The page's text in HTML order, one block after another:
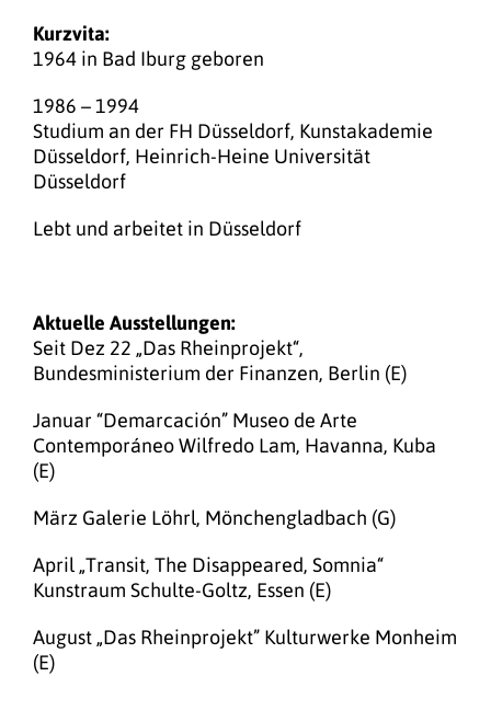
Kurzvita:
1964 in Bad Iburg geboren
1986 – 1994
Studium an der FH Düsseldorf, Kunstakademie
Düsseldorf, Heinrich-Heine Universität
Düsseldorf
Lebt und arbeitet in Düsseldorf
Aktuelle Ausstellungen:
Seit Dez 22 „Das Rheinprojekt“,
Bundesministerium der Finanzen, Berlin (E)
Januar “Demarcación” Museo de Arte
Contemporáneo Wilfredo Lam, Havanna, Kuba
(E)
März Galerie Löhrl, Mönchengladbach (G)
April „Transit, The Disappeared, Somnia“
Kunstraum Schulte-Goltz, Essen (E)
August „Das Rheinprojekt” Kulturwerke Monheim
(E)